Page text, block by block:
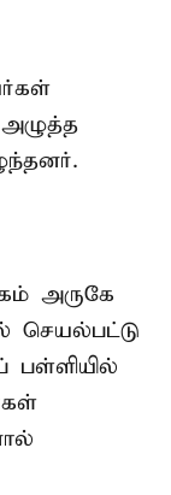
அருகே
செயல்பட்டு